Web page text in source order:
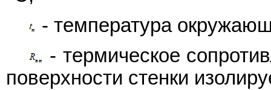
- температура
- термическое
поверхности стенки